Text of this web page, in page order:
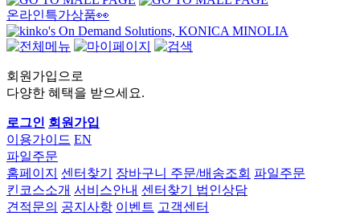
온라인특가상품👀
회원가입으로
다양한 혜택을 받으세요.
로그인 회원가입
이용가이드 EN
파일주문
홈페이지 센터찾기 장바구니 주문/배송조회 파일주문
킨코스소개 서비스안내 센터찾기 법인상담
견적문의 공지사항 이벤트 고객센터